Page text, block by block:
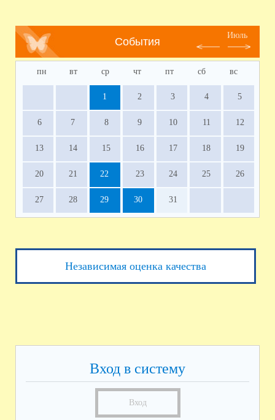
События
Июль
пн вт ср чт пт сб вс
1 2 3 4 5
6 7 8 9 10 11 12
13 14 15 16 17 18 19
20 21 22 23 24 25 26
27 28 29 30 31
Независимая оценка качества
Вход в систему
Вход